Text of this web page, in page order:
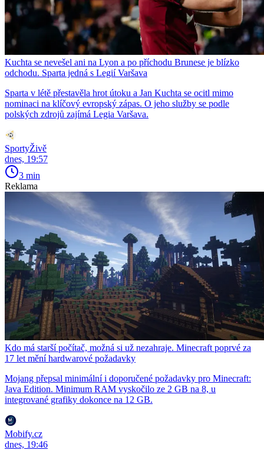
Kuchta se nevešel ani na Lyon a po příchodu Brunese je blízko
odchodu. Sparta jedná s Legií Varšava
Sparta v létě přestavěla hrot útoku a Jan Kuchta se ocitl mimo
nominaci na klíčový evropský zápas. O jeho služby se podle
polských zdrojů zajímá Legia Varšava.
SportyŽivě
dnes, 19:57
3 min
Reklama
Kdo má starší počítač, možná si už nezahraje. Minecraft poprvé za
17 let mění hardwarové požadavky
Mojang přepsal minimální i doporučené požadavky pro Minecraft:
Java Edition. Minimum RAM vyskočilo ze 2 GB na 8, u
integrované grafiky dokonce na 12 GB.
Mobify.cz
dnes, 19:46